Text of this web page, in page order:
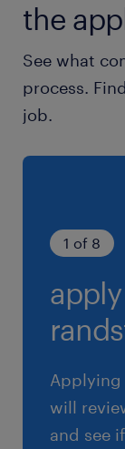
土日祝日
就業時間
9:00-17:00（
※別途支給
円/キロ、上
the
See what
process.
job.
1 of 8
Applying
will
and see